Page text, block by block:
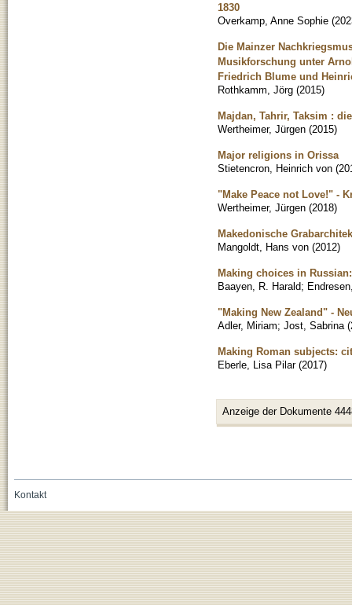
1830
Overkamp, Anne Sophie (
Die Mainzer
Musikforschung unter
Friedrich Blume und
Rothkamm, Jörg (2015)
Majdan, Tahrir, Taksim :
Wertheimer, Jürgen (2015)
Major religions in Orissa
Stietencron, Heinrich von (
"Make Peace not Love!" -
Wertheimer, Jürgen (2018)
Makedonische
Mangoldt, Hans von (2012)
Making choices in
Baayen, R. Harald;
"Making New Zealand" -
Adler, Miriam; Jost, Sabrina (
Making Roman subjects:
Eberle, Lisa Pilar (2017)
Anzeige der Dokumente
Kontakt